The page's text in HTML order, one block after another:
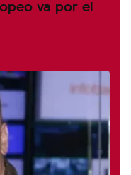
va por el